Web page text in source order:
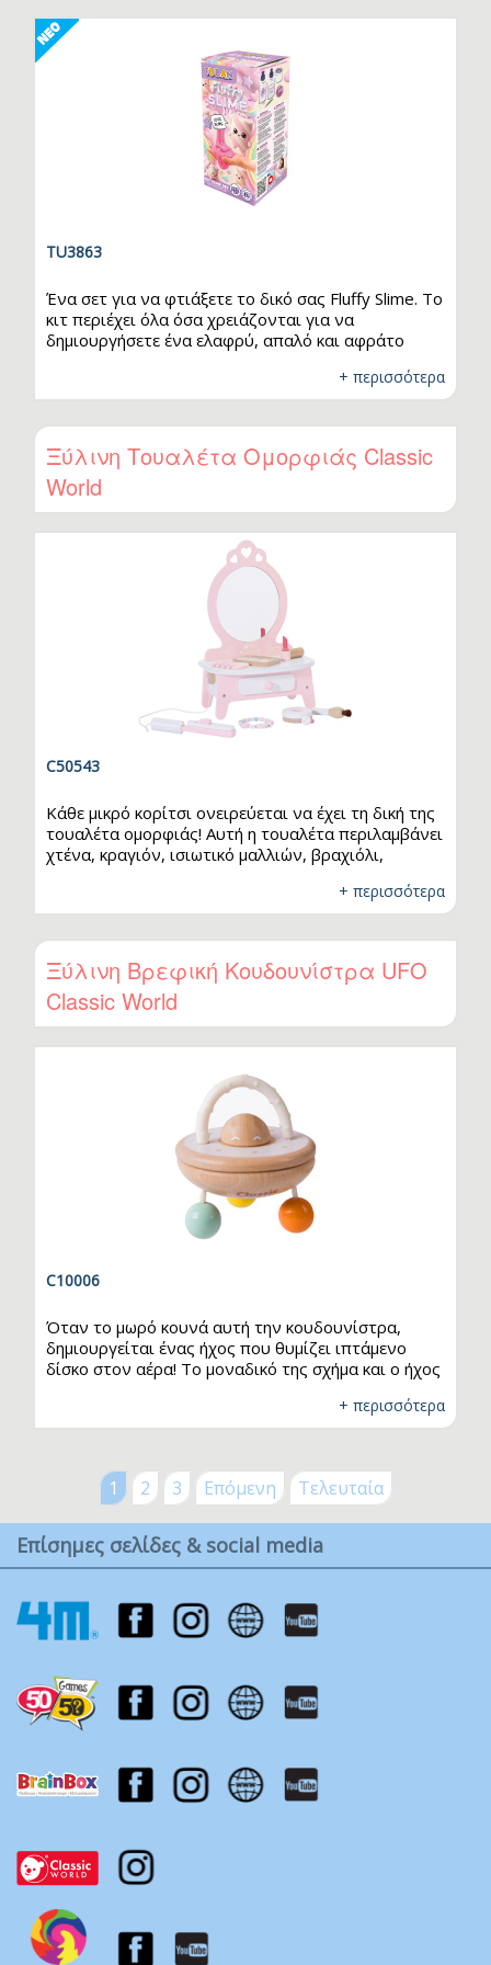
είναι απλώς ένα…
TU3863
Ένα σετ για να φτιάξετε το δικό σας Fluffy Slime. Το
κιτ περιέχει όλα όσα χρειάζονται για να
δημιουργήσετε ένα ελαφρύ, απαλό και αφράτο
Αποτελεί ιδανική επιλογή για όσους αγαπούν την
πλαστελίνη και τους πειραματισμούς με
διαφορετικές υφές. Το μυστικό του μοναδικού
αποτελέσματος βρίσκεται στο Fluffy sand που
προστίθεται στην κόλλα – χαρίζει στο μείγμα
απαλότητα, αυξάνει τον όγκο του και το κάνει
ακόμη πιο ελαστικό και ευχάριστο στην αφή. Δεν
είναι…
+ περισσότερα
Ξύλινη Τουαλέτα Ομορφιάς Classic
World
C50543
Κάθε μικρό κορίτσι ονειρεύεται να έχει τη δική της
τουαλέτα ομορφιάς! Αυτή η τουαλέτα περιλαμβάνει
χτένα, κραγιόν, ισιωτικό μαλλιών, βραχιόλι,
πούδρας. Χάρη στην ποικιλία των εξαρτημάτων
που διαθέτει, δίνονται περισσότερες δυνατότητες
ρεαλιστικού παιχνιδιου. Τα παιδιά θα απολαύσουν
να κάνουν μακιγιάζ και να διασκεδάσουν!
+ περισσότερα
Ξύλινη Βρεφική Κουδουνίστρα UFO
Classic World
C10006
Όταν το μωρό κουνά αυτή την κουδουνίστρα,
δημιουργείται ένας ήχος που θυμίζει ιπτάμενο
δίσκο στον αέρα! Το μοναδικό της σχήμα και ο ήχος
ένα παιχνίδι που διεγείρει τόσο την ακοή όσο και
την όραση. Ένα απλό, αλλά συναρπαστικό
στάδια της ανάπτυξης του μικρού σας.
+ περισσότερα
1 2 3 Επόμενη Τελευταία
Επίσημες σελίδες & social media